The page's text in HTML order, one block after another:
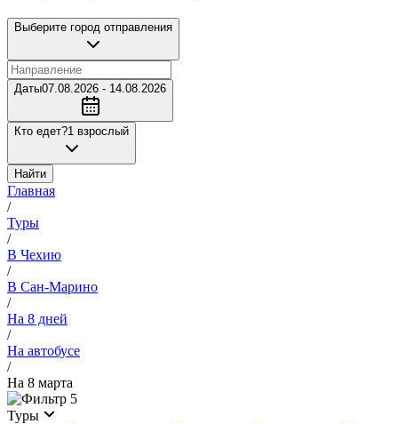
Выберите город отправления
Даты07.08.2026 - 14.08.2026
Кто едет?1 взрослый
Найти
Главная
/
Туры
/
В Чехию
/
В Сан-Марино
/
На 8 дней
/
На автобусе
/
На 8 марта
5
Туры